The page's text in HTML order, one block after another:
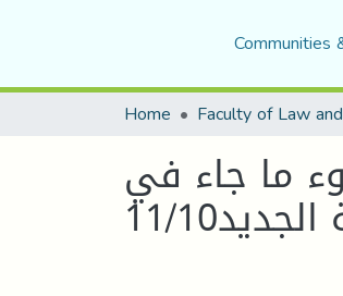
Communities
Home
ما جاء في
10